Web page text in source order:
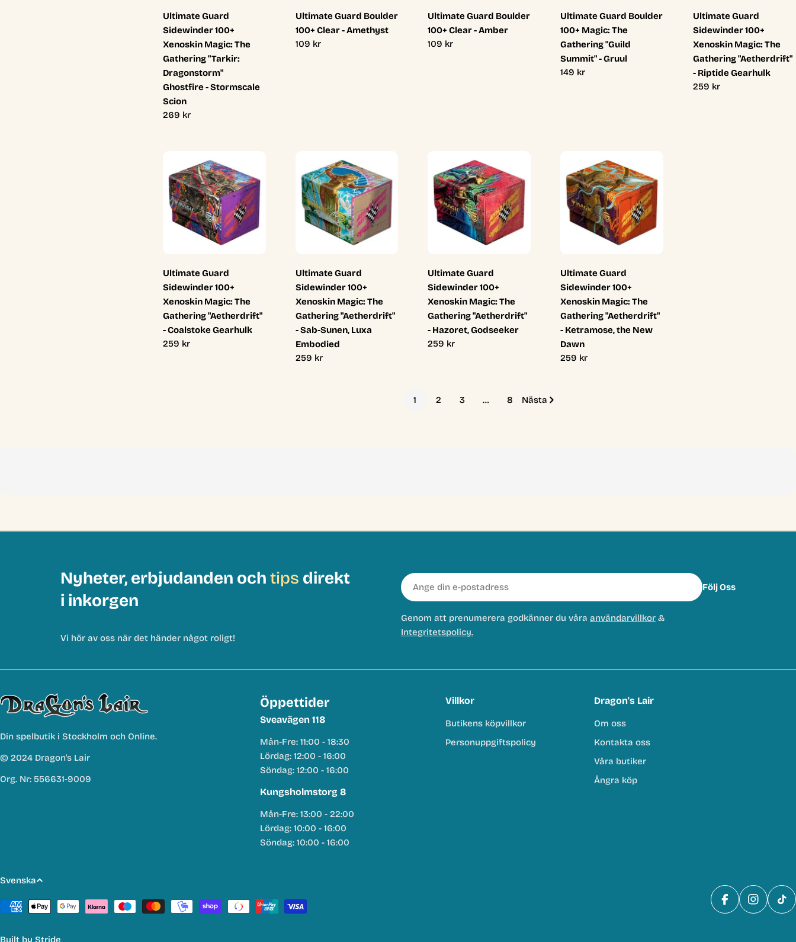
Ultimate Guard
Sidewinder 100+
Xenoskin Magic: The
Gathering "Tarkir:
Dragonstorm"
Ghostfire - Stormscale
Scion
Ordinarie
269 kr
Ultimate Guard Boulder
100+ Clear - Amethyst
Ordinarie
109 kr
Ultimate Guard Boulder
100+ Clear - Amber
Ordinarie
109 kr
Ultimate Guard Boulder
100+ Magic: The
Gathering "Guild
Summit" - Gruul
Ordinarie
149 kr
Ultimate Guard
Sidewinder 100+
Xenoskin Magic: The
Gathering "Aetherdrift"
- Riptide Gearhulk
Ordinarie
259 kr
Ultimate Guard
Sidewinder 100+
Xenoskin Magic: The
Gathering "Aetherdrift"
- Coalstoke Gearhulk
Ordinarie
259 kr
Ultimate Guard
Sidewinder 100+
Xenoskin Magic: The
Gathering "Aetherdrift"
- Sab-Sunen, Luxa
Embodied
Ordinarie
259 kr
Ultimate Guard
Sidewinder 100+
Xenoskin Magic: The
Gathering "Aetherdrift"
- Hazoret, Godseeker
Ordinarie
259 kr
Ultimate Guard
Sidewinder 100+
Xenoskin Magic: The
Gathering "Aetherdrift"
- Ketramose, the New
Dawn
Ordinarie
259 kr
1 2 3 … 8 Nästa
Nyheter, erbjudanden och tips direkt
i inkorgen
Vi hör av oss när det händer något roligt!
E-
post
Följ Oss
Genom att prenumerera godkänner du våra användarvillkor &
Integritetspolicy.
Din spelbutik i Stockholm och Online.
© 2024 Dragon's Lair
Org. Nr: 556631-9009
Öppettider
Sveavägen 118
Mån-Fre: 11:00 - 18:30
Lördag: 12:00 - 16:00
Söndag: 12:00 - 16:00
Kungsholmstorg 8
Mån-Fre: 13:00 - 22:00
Lördag: 10:00 - 16:00
Söndag: 10:00 - 16:00
Villkor
Butikens köpvillkor
Personuppgiftspolicy
Dragon's Lair
Om oss
Kontakta oss
Våra butiker
Ångra köp
S
p
r
Svenska
Betalmetoder Facebook
Built by Stride